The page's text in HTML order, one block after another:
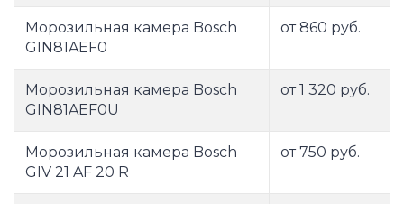
Морозильная камера Bosch
GIN81AEF0
от 860 руб.
Морозильная камера Bosch
GIN81AEF0U
от 1 320 руб.
Морозильная камера Bosch
GIV 21 AF 20 R
от 750 руб.